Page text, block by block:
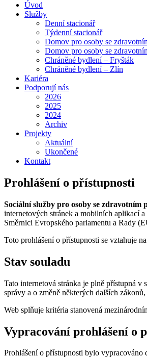
Úvod
Služby
Denní stacionář
Týdenní stacionář
Domov pro osoby se
Domov pro osoby se
Chráněné bydlení – Fryšták
Chráněné bydlení – Zlín
Kariéra
Podporují nás
2026
2025
2024
Archiv
Projekty
Aktuální
Ukončené
Kontakt
Prohlášení o přístupnosti
Sociální služby pro osoby se zdravotním
internetových stránek a mobilních aplikací
Směrnici Evropského parlamentu a Rady
Toto prohlášení o přístupnosti se vztahuje
Stav souladu
Tato internetová stránka je plně přístupná
správy a o změně některých dalších
Web splňuje kritéria stanovená
Vypracování prohlášení o
Prohlášení o přístupnosti bylo vypracováno